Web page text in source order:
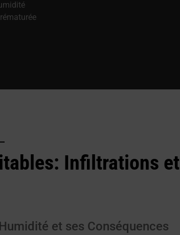
Infiltrations et
et ses Conséquences